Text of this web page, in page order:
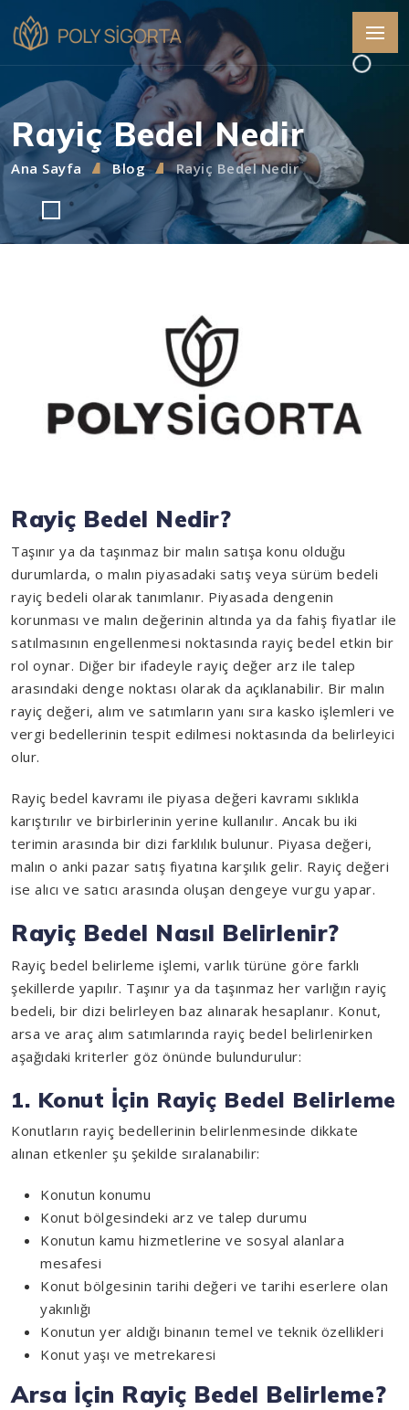
Rayiç Bedel Nedir
Ana Sayfa Blog Rayiç Bedel Nedir
Rayiç Bedel Nedir?
Taşınır ya da taşınmaz bir malın satışa konu olduğu
durumlarda, o malın piyasadaki satış veya sürüm bedeli
rayiç bedeli olarak tanımlanır. Piyasada dengenin
korunması ve malın değerinin altında ya da fahiş fiyatlar ile
satılmasının engellenmesi noktasında rayiç bedel etkin bir
rol oynar. Diğer bir ifadeyle rayiç değer arz ile talep
arasındaki denge noktası olarak da açıklanabilir. Bir malın
rayiç değeri, alım ve satımların yanı sıra kasko işlemleri ve
vergi bedellerinin tespit edilmesi noktasında da belirleyici
olur.
Rayiç bedel kavramı ile piyasa değeri kavramı sıklıkla
karıştırılır ve birbirlerinin yerine kullanılır. Ancak bu iki
terimin arasında bir dizi farklılık bulunur. Piyasa değeri,
malın o anki pazar satış fiyatına karşılık gelir. Rayiç değeri
ise alıcı ve satıcı arasında oluşan dengeye vurgu yapar.
Rayiç Bedel Nasıl Belirlenir?
Rayiç bedel belirleme işlemi, varlık türüne göre farklı
şekillerde yapılır. Taşınır ya da taşınmaz her varlığın rayiç
bedeli, bir dizi belirleyen baz alınarak hesaplanır. Konut,
arsa ve araç alım satımlarında rayiç bedel belirlenirken
aşağıdaki kriterler göz önünde bulundurulur:
1. Konut İçin Rayiç Bedel Belirleme
Konutların rayiç bedellerinin belirlenmesinde dikkate
alınan etkenler şu şekilde sıralanabilir:
Konutun konumu
Konut bölgesindeki arz ve talep durumu
Konutun kamu hizmetlerine ve sosyal alanlara
mesafesi
Konut bölgesinin tarihi değeri ve tarihi eserlere olan
yakınlığı
Konutun yer aldığı binanın temel ve teknik özellikleri
Konut yaşı ve metrekaresi
Arsa İçin Rayiç Bedel Belirleme?